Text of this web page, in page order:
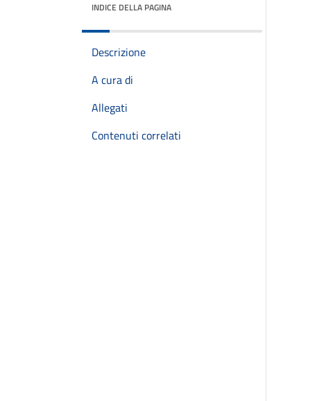
INDICE DELLA PAGINA
Descrizione
A cura di
Allegati
Contenuti correlati